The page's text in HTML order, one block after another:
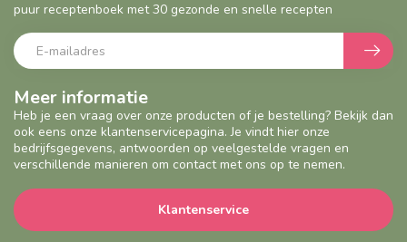
Meer informatie
Heb je een vraag over onze producten of je bestelling? Bekijk dan
ook eens onze klantenservicepagina. Je vindt hier onze
bedrijfsgegevens, antwoorden op veelgestelde vragen en
verschillende manieren om contact met ons op te nemen.
Klantenservice
puur receptenboek met 30 gezonde en snelle recepten